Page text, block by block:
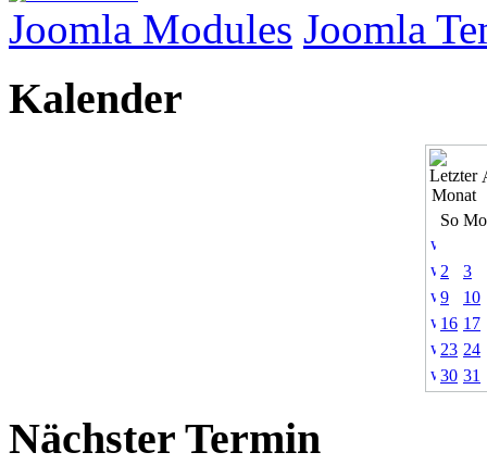
Joomla Modules Joomla
Kalender
So Mo
2
3
9
10
16 17
23 24
30 31
Nächster Termin